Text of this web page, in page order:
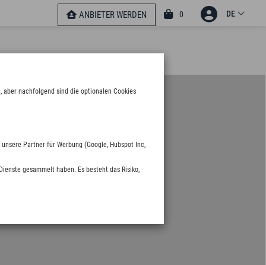
aber nachfolgend sind die optionalen Cookies
Partner für Werbung (Google, Hubspot Inc,
gesammelt haben. Es besteht das Risiko,
ANBIETER WERDEN 0 DE